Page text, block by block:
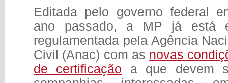
Editada pelo governo federal
ano passado, a MP já está
regulamentada pela Agência
Civil (Anac) com as novas
de certificação a que devem